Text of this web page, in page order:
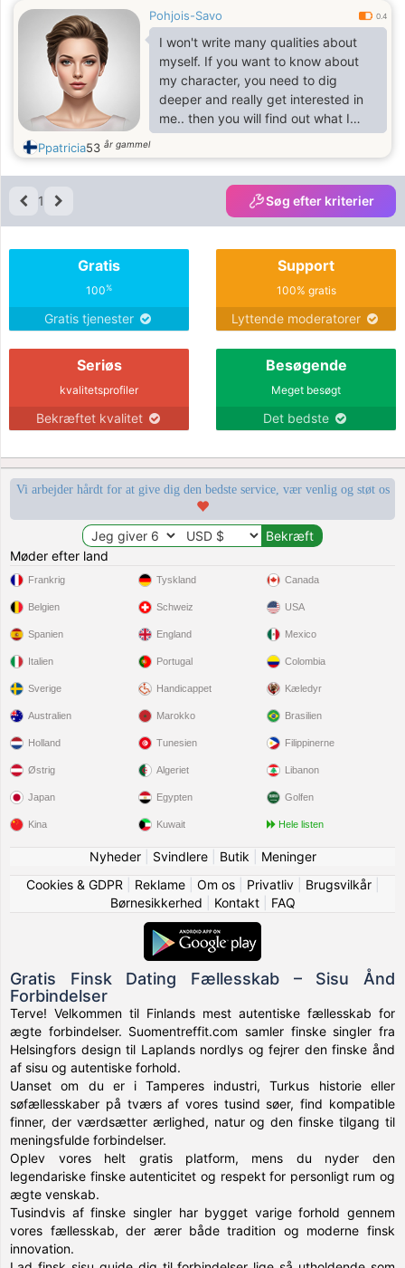
Pohjois-Savo 0.4
I won't write many qualities about
myself. If you want to know about
my character, you need to dig
deeper and really get interested in
me.. then you will find out what I
really amI am an open-minded
woman and I am not afraid of facing
new things in my life, I am a risky
woman, but with clear decisions and
goals, a woman of challenges. I have
invites you to join on a journey filled
with enchantment, laughter, and
exhilarating experiences.)))))))))))
Ppatricia53 år gammel
1 Søg efter kriterier
Gratis
100%
Gratis tjenester
Support
100% gratis
Lyttende moderatorer
Seriøs
kvalitetsprofiler
Bekræftet kvalitet
Besøgende
Meget besøgt
Det bedste
Vi arbejder hårdt for at give dig den bedste service, vær venlig og støt os
Møder efter land
Frankrig
Belgien
Spanien
Italien
Sverige
Tyskland
Schweiz
England
Portugal
Handicappet
Canada
USA
Mexico
Colombia
Kæledyr
Australien
Holland
Østrig
Japan
Kina
Marokko
Tunesien
Algeriet
Egypten
Kuwait
Brasilien
Filippinerne
Libanon
Golfen
Hele listen
Nyheder| Svindlere| Butik
Meninger
Cookies & GDPR
Reklame| Om os| Privatliv| Brugsvilkår|
Børnesikkerhed
Kontakt| FAQ
Gratis Finsk Dating Fællesskab – Sisu Ånd
Forbindelser
Terve! Velkommen til Finlands mest autentiske fællesskab for
ægte forbindelser. Suomentreffit.com samler finske singler fra
Helsingfors design til Laplands nordlys og fejrer den finske ånd
af sisu og autentiske forhold.
Uanset om du er i Tamperes industri, Turkus historie eller
søfællesskaber på tværs af vores tusind søer, find kompatible
finner, der værdsætter ærlighed, natur og den finske tilgang til
meningsfulde forbindelser.
Oplev vores helt gratis platform, mens du nyder den
legendariske finske autenticitet og respekt for personligt rum og
ægte venskab.
Tusindvis af finske singler har bygget varige forhold gennem
vores fællesskab, der ærer både tradition og moderne finsk
innovation.